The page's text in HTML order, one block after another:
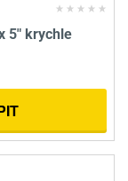
5" krychle